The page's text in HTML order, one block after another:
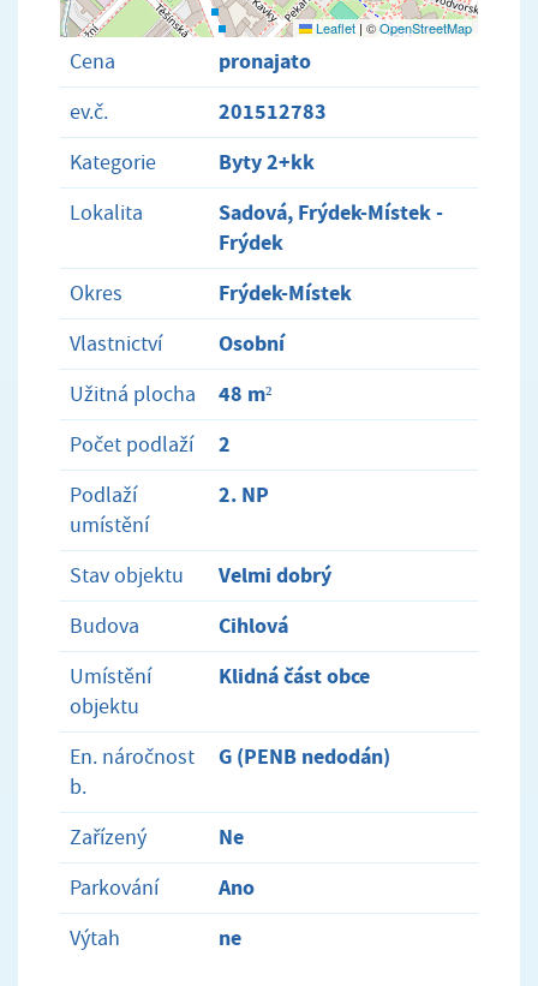
Leaflet | ©OpenStreetMap
Cena pronajato
ev.č. 201512783
Kategorie Byty 2+kk
Lokalita
Sadová, Frýdek-Místek -
Frýdek
Okres Frýdek-Místek
Vlastnictví Osobní
Užitná plocha 48 m²
Počet podlaží 2
Podlaží
umístění
2. NP
Stav objektu Velmi dobrý
Budova Cihlová
Umístění
objektu
Klidná část obce
En. náročnost
b.
G (PENB nedodán)
Zařízený Ne
Parkování Ano
Výtah ne